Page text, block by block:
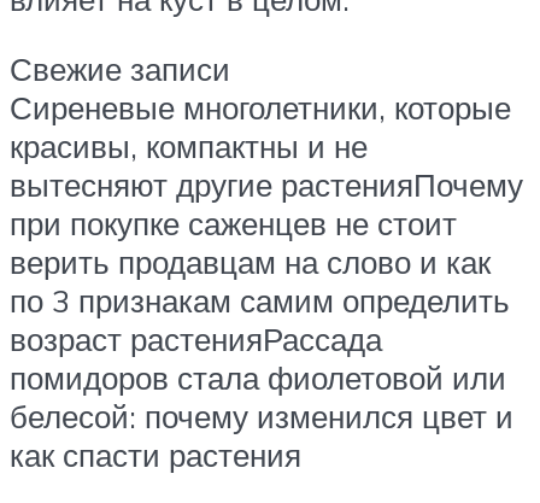
Свежие записи
Сиреневые многолетники, которые
красивы, компактны и не
вытесняют другие растенияПочему
при покупке саженцев не стоит
верить продавцам на слово и как
по 3 признакам самим определить
возраст растенияРассада
помидоров стала фиолетовой или
белесой: почему изменился цвет и
как спасти растения